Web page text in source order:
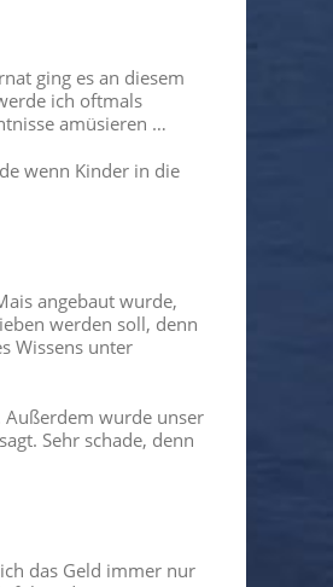
ging es an diesem
ich oftmals
amüsieren …
wenn Kinder in die
angebaut wurde,
werden soll, denn
Wissens unter
Außerdem wurde unser
Sehr schade, denn
das Geld immer nur